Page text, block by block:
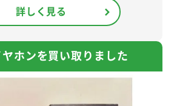
詳しく見る
ホンを買い取りました